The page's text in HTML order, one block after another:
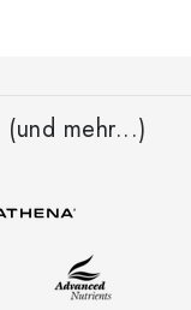
(und mehr...)